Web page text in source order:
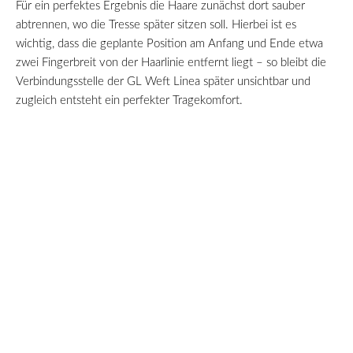
Für ein perfektes Ergebnis die Haare zunächst dort sauber
abtrennen, wo die Tresse später sitzen soll. Hierbei ist es
wichtig, dass die geplante Position am Anfang und Ende etwa
zwei Fingerbreit von der Haarlinie entfernt liegt – so bleibt die
Verbindungsstelle der GL Weft Linea später unsichtbar und
zugleich entsteht ein perfekter Tragekomfort.